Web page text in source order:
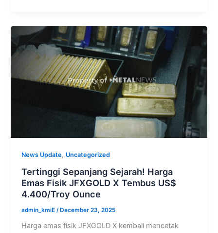
News Update, Uncategorized
Tertinggi Sepanjang Sejarah! Harga
Emas Fisik JFXGOLD X Tembus US$
4.400/Troy Ounce
admin_kmiE /December 23, 2025
Harga emas fisik JFXGOLD X kembali mencetak